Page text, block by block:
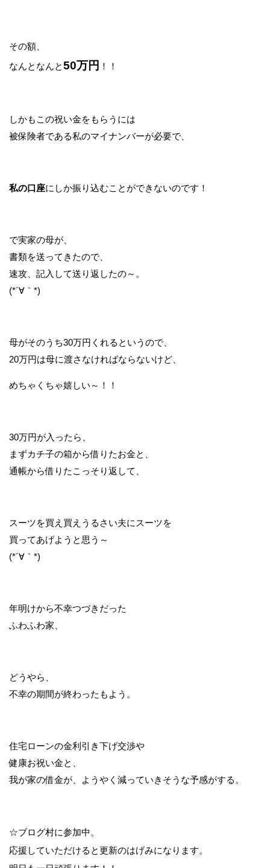
その額、
なんとなんと50万円 ！！
しかもこの祝い金をもらうには
被保険者である私のマイナンバーが必要で、
私の口座にしか振り込むことができないのです！
で実家の母が、
書類を送ってきたので、
速攻、記入して送り返したの～。
(*´∀｀*)
母がそのうち30万円くれるというので、
20万円は母に渡さなければならないけど、
めちゃくちゃ嬉しい～！！
30万円が入ったら、
まずカチ子の箱から借りたお金と、
通帳から借りたこっそり返して、
スーツを買え買えうるさい夫にスーツを
買ってあげようと思う～
(*´∀｀*)
年明けから不幸つづきだった
ふわふわ家、
どうやら、
不幸の期間が終わったもよう。
住宅ローンの金利引き下げ交渉や
健康お祝い金と、
我が家の借金が、ようやく減っていきそうな予感がする。
☆ブログ村に参加中。
応援していただけると更新のはげみになります。